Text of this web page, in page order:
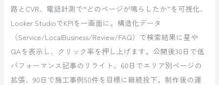
路とCVR、電話計測で“どのページが鳴らしたか”を可視化、
Looker StudioでKPIを一画面に。構造化データ
（Service/LocalBusiness/Review/FAQ）で検索結果に星や
QAを表示し、クリック率を押し上げます。公開後30日で低
パフォーマンス記事のリライト、60日でエリア別ページの
拡張、90日で施工事例50件を目標に継続投下。制作後の運